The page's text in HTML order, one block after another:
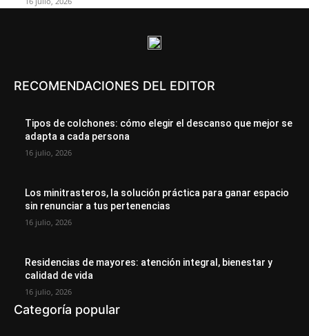
RECOMENDACIONES DEL EDITOR
Tipos de colchones: cómo elegir el descanso que mejor se
adapta a cada persona
16 julio, 2026
Los minitrasteros, la solución práctica para ganar espacio
sin renunciar a tus pertenencias
16 julio, 2026
Residencias de mayores: atención integral, bienestar y
calidad de vida
16 julio, 2026
Categoría popular